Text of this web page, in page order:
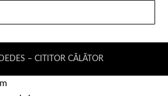
– CITITOR CĂLĂTOR